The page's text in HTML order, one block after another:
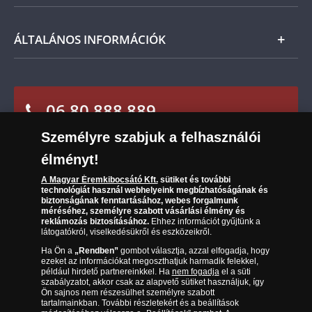
Ügyfélszolgálat
Leiratkozás a hírlevélről
ÁLTALÁNOS INFORMÁCIÓK
Sütik (cookies) használata
Süti (cookies)Beállítások
Társaságunkról
Az érmék és érmek ára és értéke
Gyakran ismételt kérdések
Adatkezelés
06 80 888 889
(díjmentesen hívható hétfőtől csütörtökig 9.00 és 17.00
óra között, péntekenként 9.00 és 15.00 óra között)
Személyre szabjuk a felhasználói
élményt!
A Magyar Éremkibocsátó Kft.sütiket és további
technológiát használ webhelyeink megbízhatóságának és
biztonságának fenntartásához, webes forgalmunk
méréséhez, személyre szabott vásárlási élmény és
reklámozás biztosításához.Ehhez információt gyűjtünk a
látogatókról, viselkedésükről és eszközeikről.
Ha Ön a „Rendben”gombot választja, azzal elfogadja, hogy
ezeket az információkat megoszthatjuk harmadik felekkel,
például hirdető partnereinkkel. Ha nem fogadjael a süti
szabályzatot, akkor csak az alapvető sütiket használjuk, így
Ön sajnos nem részesülhet személyre szabott
tartalmainkban. További részletekért és a beállítások